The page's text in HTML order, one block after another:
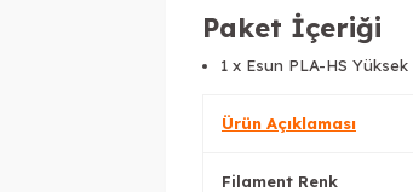
Paket İçeriği
1 x Esun PLA-HS
Ürün Açıklaması
Filament Renk